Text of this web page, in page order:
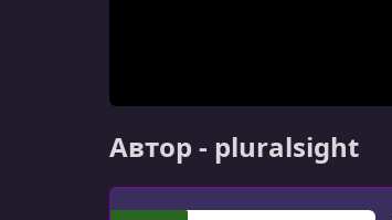
Автор - pluralsight